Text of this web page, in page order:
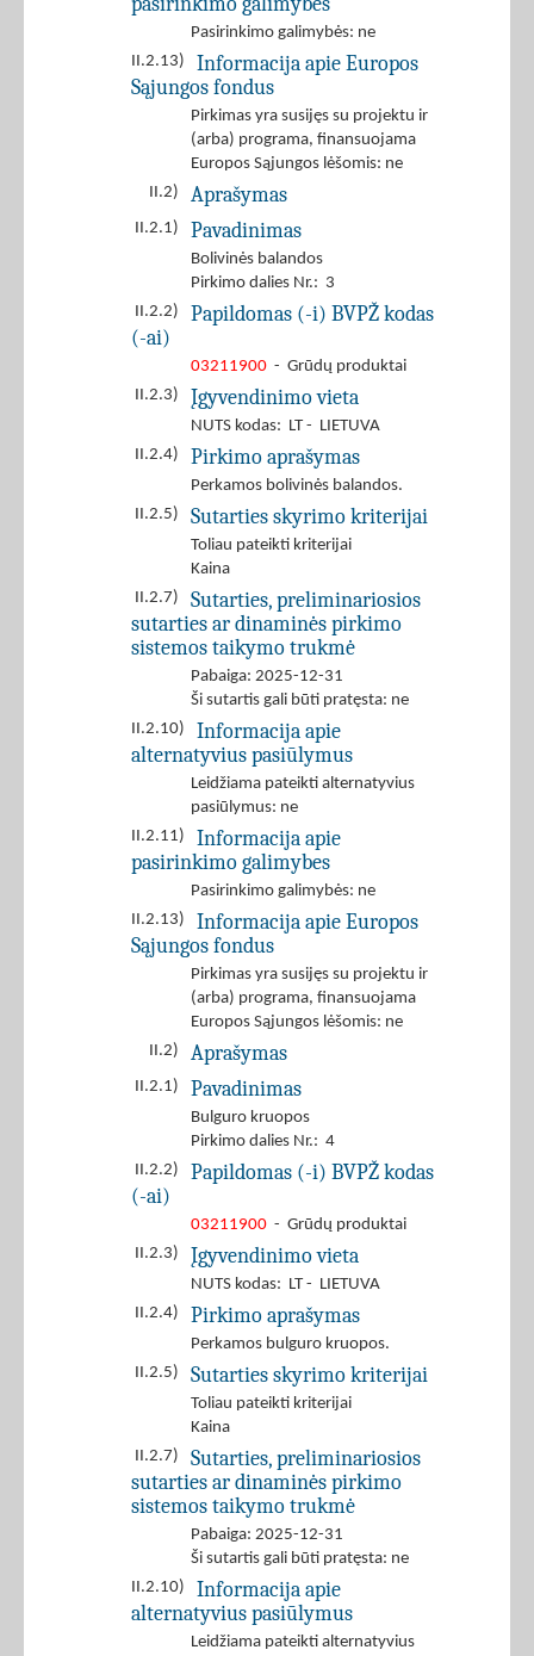
Pasirinkimo galimybės: ne
II.2.13)
Informacija apie Europos
Sąjungos fondus
Pirkimas yra susijęs su projektu ir
(arba) programa, finansuojama
Europos Sąjungos lėšomis: ne
II.2)
Aprašymas
II.2.1) Pavadinimas
Bolivinės balandos
Pirkimo dalies Nr.: 3
II.2.2)
Papildomas (-i) BVPŽ kodas
(-ai)
03211900 - Grūdų produktai
II.2.3)
Įgyvendinimo vieta
NUTS kodas: LT - LIETUVA
II.2.4)
Pirkimo aprašymas
Perkamos bolivinės balandos.
II.2.5)
Sutarties skyrimo kriterijai
Toliau pateikti kriterijai
Kaina
II.2.7)
Sutarties, preliminariosios
sutarties ar dinaminės pirkimo
sistemos taikymo trukmė
Pabaiga: 2025-12-31
Ši sutartis gali būti pratęsta: ne
II.2.10)
Informacija apie
alternatyvius pasiūlymus
Leidžiama pateikti alternatyvius
pasiūlymus: ne
II.2.11)
Informacija apie
pasirinkimo galimybes
Pasirinkimo galimybės: ne
II.2.13)
Informacija apie Europos
Sąjungos fondus
Pirkimas yra susijęs su projektu ir
(arba) programa, finansuojama
Europos Sąjungos lėšomis: ne
II.2)
Aprašymas
II.2.1) Pavadinimas
Bulguro kruopos
Pirkimo dalies Nr.: 4
II.2.2)
Papildomas (-i) BVPŽ kodas
(-ai)
03211900 - Grūdų produktai
II.2.3)
Įgyvendinimo vieta
NUTS kodas: LT - LIETUVA
II.2.4)
Pirkimo aprašymas
Perkamos bulguro kruopos.
II.2.5)
Sutarties skyrimo kriterijai
Toliau pateikti kriterijai
Kaina
II.2.7)
Sutarties, preliminariosios
sutarties ar dinaminės pirkimo
sistemos taikymo trukmė
Pabaiga: 2025-12-31
Ši sutartis gali būti pratęsta: ne
II.2.10)
Informacija apie
alternatyvius pasiūlymus
Leidžiama pateikti alternatyvius